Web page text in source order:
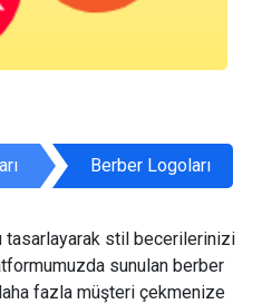
Berber Logoları
stil becerilerinizi
sunulan berber
fazla müşteri çekmenize